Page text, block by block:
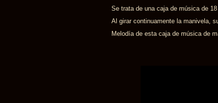
Se trata de una caja de música de
Al girar continuamente la manivela,
Melodía de esta caja de música de